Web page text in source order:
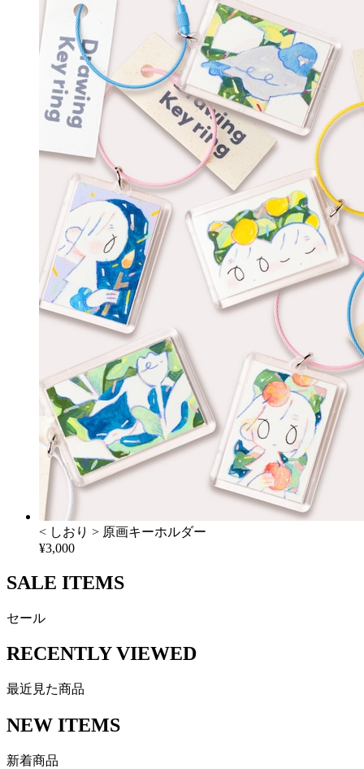
< しおり > 原画キーホルダー
¥3,000
SALE ITEMS
セール
RECENTLY VIEWED
最近見た商品
NEW ITEMS
新着商品